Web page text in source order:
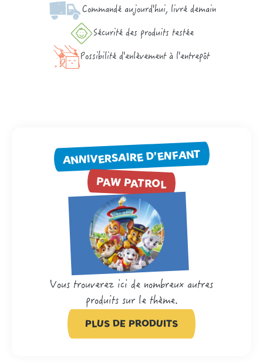
Commandé aujourd'hui, livré demain
Sécurité des produits testée
Possibilité d'enlèvement à l'entrepôt
ANNIVERSAIRE D'ENFANT
PAW PATROL
Vous trouverez ici de nombreux autres
produits sur le thème.
PLUS DE PRODUITS